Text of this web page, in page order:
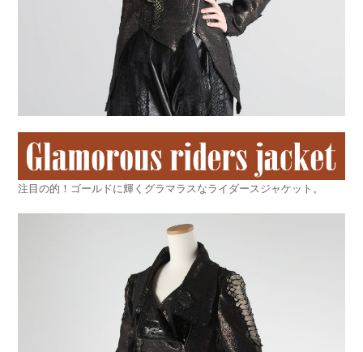
注目の的！ゴールドに輝くグラマラスなライダースジャケット。